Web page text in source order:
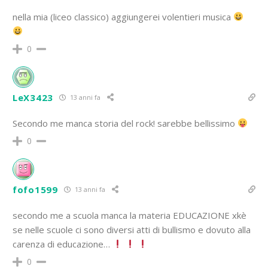
nella mia (liceo classico) aggiungerei volentieri musica
0
LeX3423 13 anni fa
Secondo me manca storia del rock! sarebbe bellissimo
0
fofo1599 13 anni fa
secondo me a scuola manca la materia EDUCAZIONE xkè
se nelle scuole ci sono diversi atti di bullismo e dovuto alla
carenza di educazione…
0